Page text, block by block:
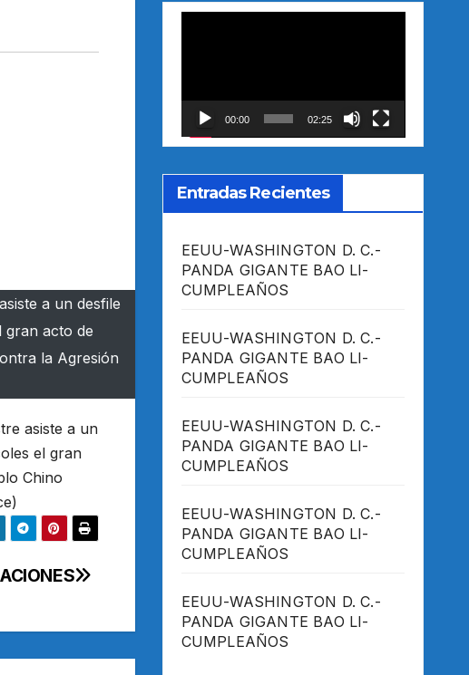
a un desfile
gran acto de
la Agresión
asiste a un
el gran
Chino
00:00 02:25
Entradas Recientes
EEUU-WASHINGTON D. C.-
PANDA GIGANTE BAO LI-
CUMPLEAÑOS
EEUU-WASHINGTON D. C.-
PANDA GIGANTE BAO LI-
CUMPLEAÑOS
EEUU-WASHINGTON D. C.-
PANDA GIGANTE BAO LI-
CUMPLEAÑOS
EEUU-WASHINGTON D. C.-
PANDA GIGANTE BAO LI-
CUMPLEAÑOS
EEUU-WASHINGTON D. C.-
PANDA GIGANTE BAO LI-
CUMPLEAÑOS